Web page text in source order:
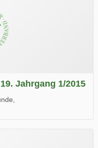
Jahrgang 1/2015